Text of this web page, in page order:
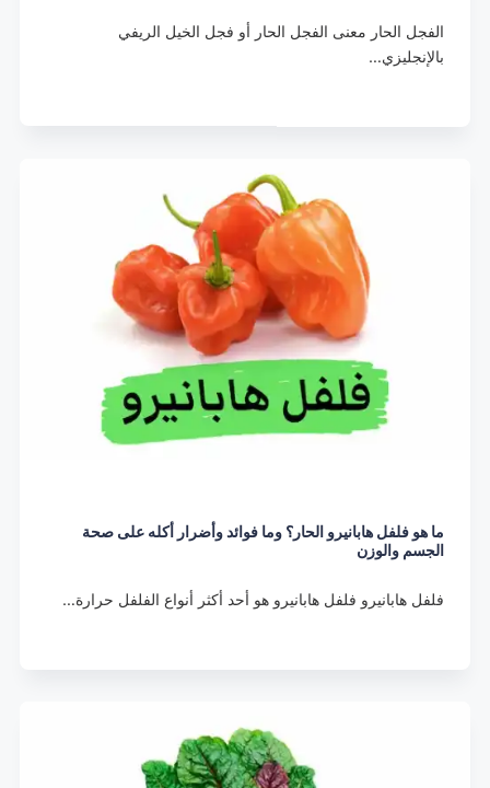
الفجل الحار معنى الفجل الحار أو فجل الخيل الريفي
بالإنجليزي…
ما هو فلفل هابانيرو الحار؟ وما فوائد وأضرار أكله على صحة
الجسم والوزن
فلفل هابانيرو فلفل هابانيرو هو أحد أكثر أنواع الفلفل حرارة…